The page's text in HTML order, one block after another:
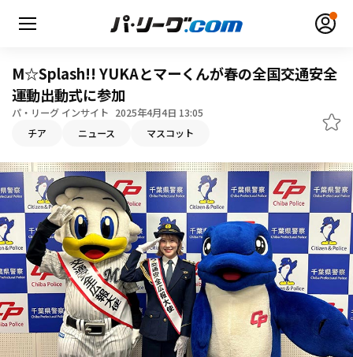
無料アカウント登録
HOME
動画
日程・結果
順位表･成績
1軍公式戦
選手名鑑
M☆Splash!! YUKAとマーくんが春の全国交通安全
運動出動式に参加
パ・リーグ インサイト 2025年4月4日 13:05
チア ニュース マスコット